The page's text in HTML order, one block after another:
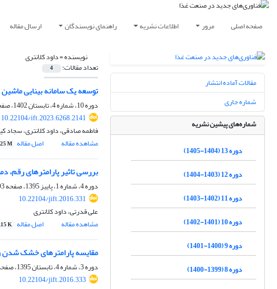
صفحه اصلی مرور اطلاعات نشریه راهنمای نویسندگان ارسال مقاله
نویسنده =داود کلانتری
تعداد مقالات: 4
توسعه یک سامانه بینایی
دوره 10، شماره 4، تابستان 1402، صفحه
10.22104/ift.2023.6268.2141
فاطمه صادقی، داود کلانتری، سجاد
مشاهده مقاله
اصل مقاله M
بررسی تاثیر پارامترهای
دوره 4، شماره 1، پاییز 1395، صفحه
10.22104/jift.2016.331
علی قدرتی، داود کلانتری
مشاهده مقاله
اصل مقاله K
مقایسه پارامتر‌های خشک شدن
دوره 3، شماره 4، تابستان 1395، صفحه
10.22104/jift.2016.333
مقالات آماده انتشار
شماره جاری
شماره‌های پیشین نشریه
دوره 13 (1404-1405)
دوره 12 (1403-1404)
دوره 11 (1402-1403)
دوره 10 (1401-1402)
دوره 9 (1400-1401)
دوره 8 (1399-1400)